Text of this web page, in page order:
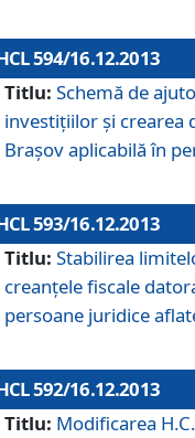
594/16.12.2013
Titlu: Schemă de
investiţiilor şi crearea
Braşov aplicabilă în
593/16.12.2013
Titlu: Stabilirea
creanţele fiscale
persoane juridice
592/16.12.2013
Titlu: Modificarea